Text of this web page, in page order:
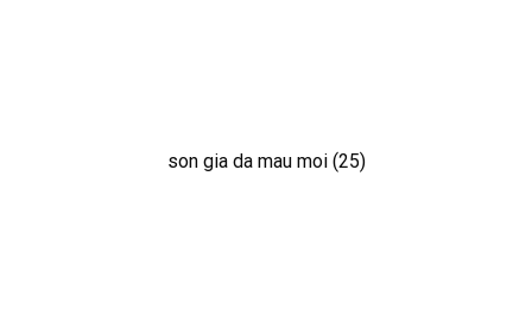
son gia da mau moi (25)